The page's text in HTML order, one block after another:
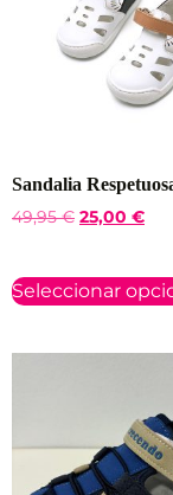
Sandalia
49,95€ 25,00 €
Seleccionar